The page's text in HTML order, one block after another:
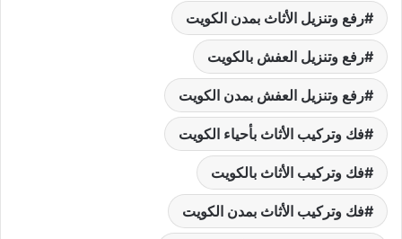
رفع وتنزيل الأثاث بمدن الكويت
رفع وتنزيل العفش بالكويت
رفع وتنزيل العفش بمدن الكويت
فك وتركيب الأثاث بأحياء الكويت
فك وتركيب الأثاث بالكويت
فك وتركيب الأثاث بمدن الكويت